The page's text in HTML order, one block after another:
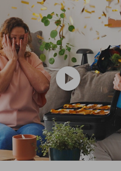
play_circle